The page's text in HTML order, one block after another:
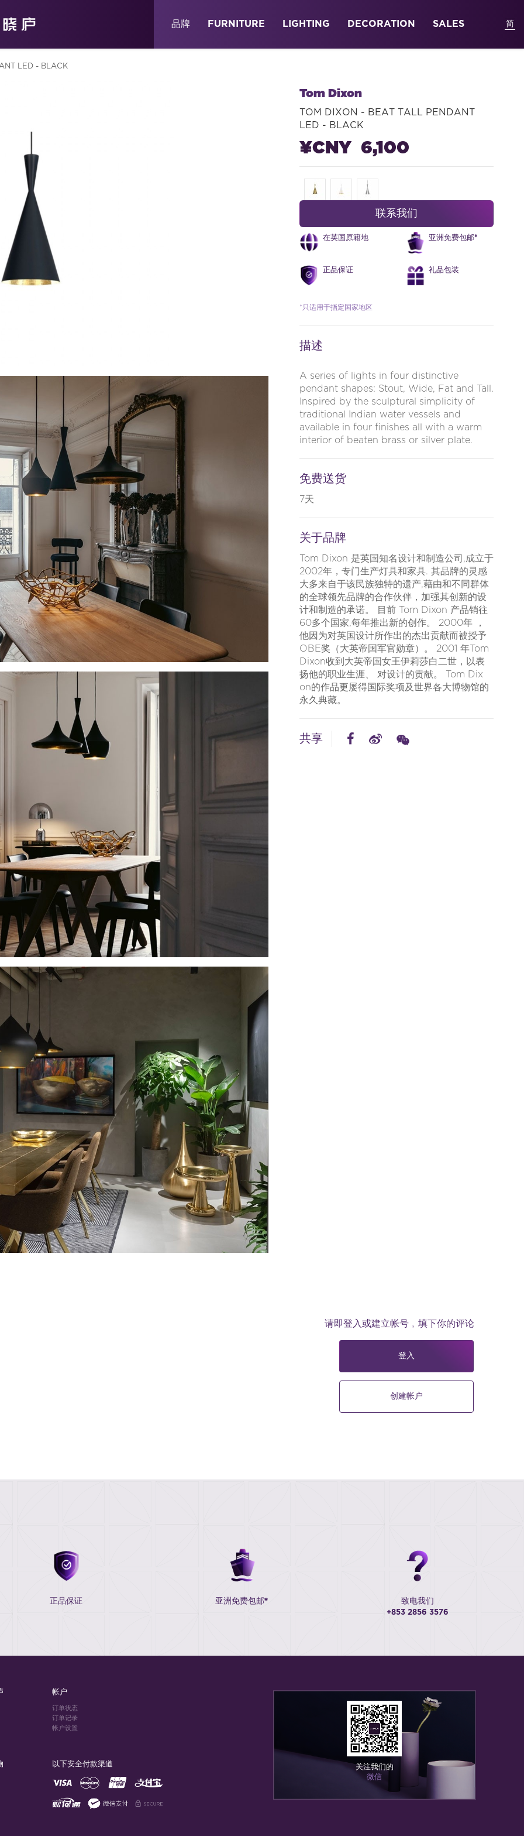
品牌 FURNITURE LIGHTING DECORATION SALES
LED - BLACK
Tom Dixon
TOM DIXON - BEAT TALL PENDANT
LED - BLACK
¥CNY 6,100
联系我们
在英国原籍地 亚洲免费包邮*
正品保证 礼品包装
*只适用于指定国家地区
描述
A series of lights in four distinctive
pendant shapes: Stout, Wide, Fat and Tall.
Inspired by the sculptural simplicity of
traditional Indian water vessels and
available in four finishes all with a warm
interior of beaten brass or silver plate.
免费送货
7天
关于品牌
Tom Dix​​on 是英国知名设计和制造公司,成立于
2002年，专门生产灯具和家具. 其品牌的灵感
大多来自于该民族独特的遗产,藉由和不同群体
的全球领先品牌的合作伙伴，加强其创新的设
计和制造的承诺。 目前 Tom Dix​​on 产品销往
60多个国家,每年推出新的创作。 2000年 ，
他因为对英国设计所作出的杰出贡献而被授予
OBE奖（大英帝国军官勋章）。 2001 年Tom
Dix​​on收到大英帝国女王伊莉莎白二世，以表
扬他的职业生涯、 对设计的贡献。 Tom Dix​​
on的作品更屡得国际奖项及世界各大博物馆的
永久典藏。
共享
请即登入或建立帐号﹐填下你的评论
登入
创建帐户
正品保证 亚洲免费包邮* 致电我们
+853 2856 3576
帐户
订单状态
订单记录
帐户设置
以下安全付款渠道
关注我们的
微信